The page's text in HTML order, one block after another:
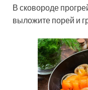
В сковороде
выложите порей и